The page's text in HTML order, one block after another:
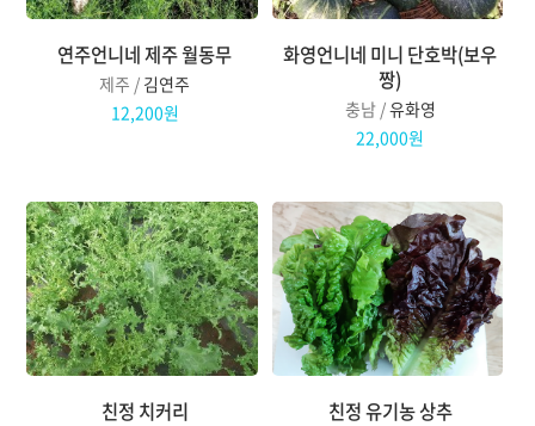
연주언니네 제주 월동무
제주 / 김연주
12,200원
화영언니네 미니 단호박(보우
짱)
충남 /유화영
22,000원
친정 치커리 친정 유기농 상추